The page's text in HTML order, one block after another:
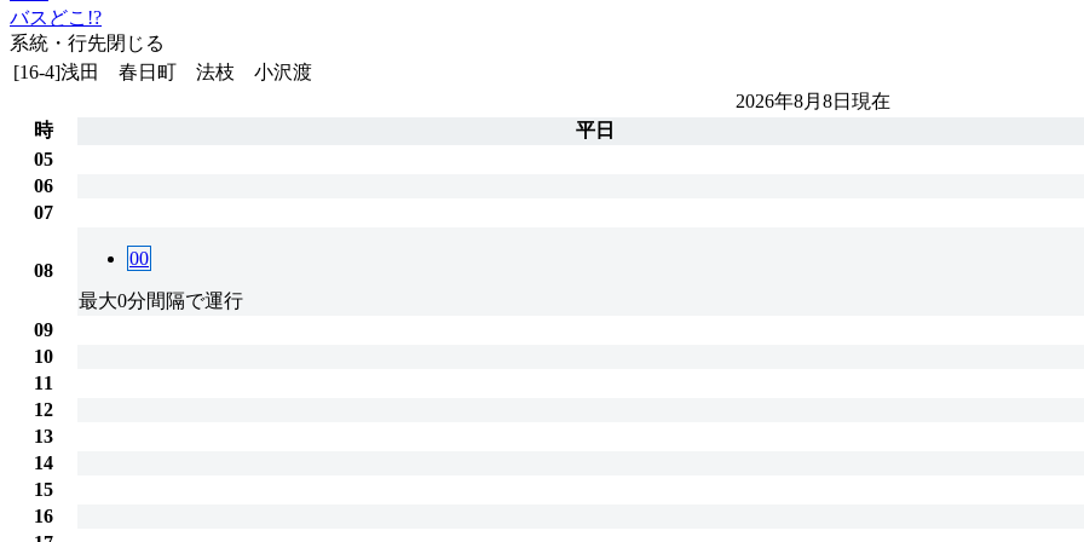
バスどこ!?
系統・行先閉じる
[16-4]浅田 春日町 法枝 小沢渡
2026年8月8日 現在
時
平日
05
06
07
08
00
最大0分間隔で運行
09
10
11
12
13
14
15
16